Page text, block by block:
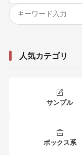
人気カテゴリ
サンプル
ボックス系